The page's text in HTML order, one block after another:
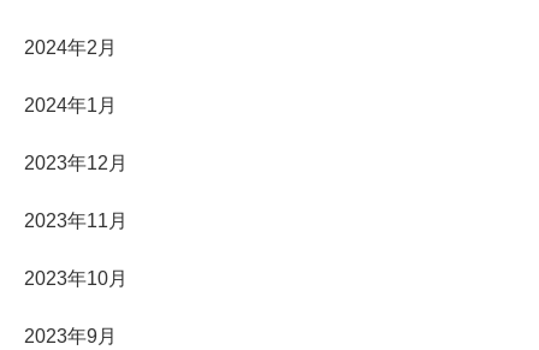
2024年2月
2024年1月
2023年12月
2023年11月
2023年10月
2023年9月